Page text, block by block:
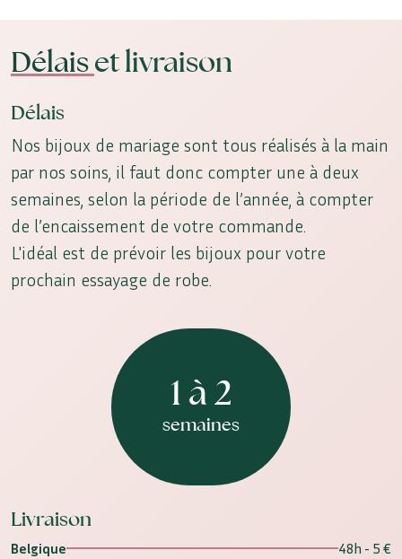
Délaiset livraison
Délais
Nos bijoux de mariage sont tous réalisés à la main
par nos soins, il faut donc compter une à deux
semaines, selon la période de l’année, à compter
de l’encaissement de votre commande.
L'idéal est de prévoir les bijoux pour votre
prochain essayage de robe.
1 à 2
semaines
Livraison
Belgique
48h - 5 €